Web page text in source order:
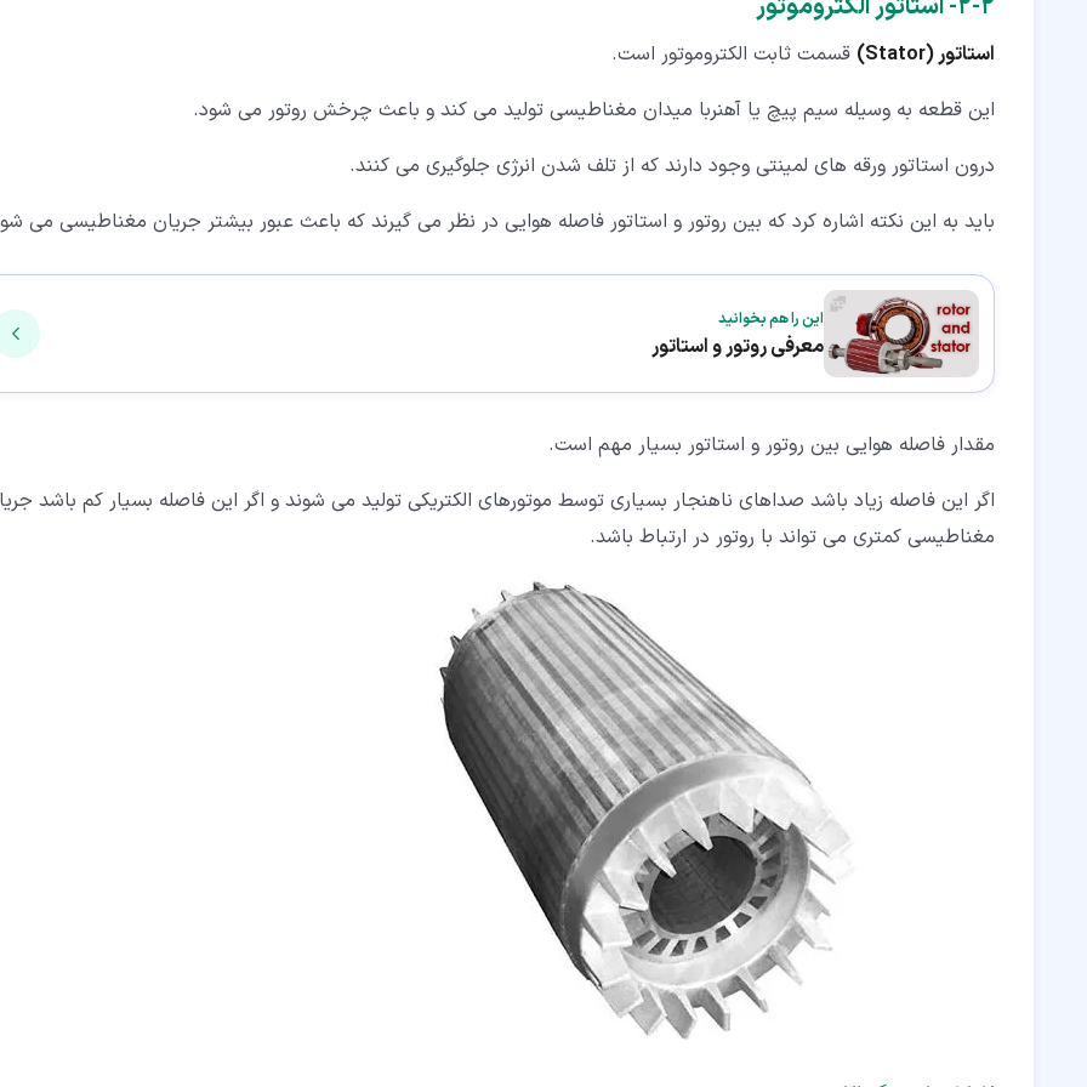
۲‏-‏۲‏- استاتور الکتروموتور
استاتور (Stator)
قسمت ثابت الکتروموتور است.
این قطعه به وسیله سیم پیچ یا آهنربا میدان مغناطیسی تولید می کند و باعث چرخش روتور می شود.
درون استاتور ورقه های لمینتی وجود دارند که از تلف شدن انرژی جلوگیری می کنند.
باید به این نکته اشاره کرد که بین روتور و استاتور فاصله هوایی در نظر می گیرند که باعث عبور بیشتر جریان مغناطیسی می
این را هم بخوانید
معرفی روتور و استاتور
مقدار فاصله هوایی بین روتور و استاتور بسیار مهم است.
اگر این فاصله زیاد باشد صداهای ناهنجار بسیاری توسط موتورهای الکتریکی تولید می شوند و اگر این فاصله بسیار کم باشد
مغناطیسی کمتری می تواند با روتور در ارتباط باشد.